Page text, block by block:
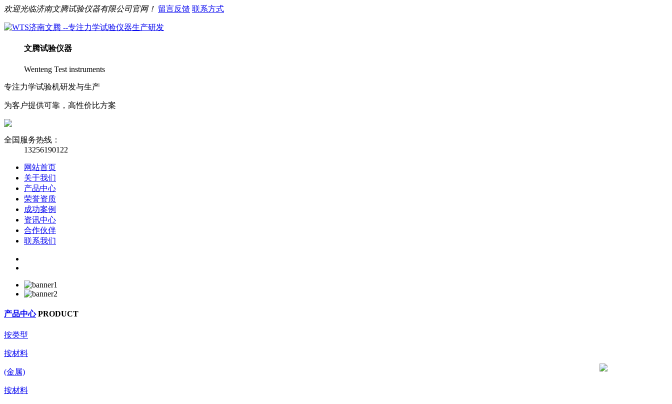
欢迎光临济南文腾试验仪器有限公司官网！ 留言反馈 联系方式
文腾试验仪器
Wenteng Test instruments
专注力学试验机研发与生产
为客户提供可靠，高性价比方案
全国服务热线：
13256190122
网站首页
关于我们
产品中心
荣誉资质
成功案例
资讯中心
合作伙伴
联系我们
产品中心 PRODUCT
按类型
按材料
(金属)
按材料